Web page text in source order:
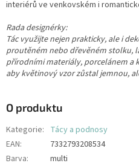
interiérů ve venkovském i
Rada designérky:
Tác využijte nejen prakticky, ale i
proutěném nebo dřevěném stolku,
přírodními materiály, porcelánem a
aby květinový vzor zůstal jemnou,
O produktu
Kategorie: Tácy a podnosy
EAN:
7332793208534
Barva:
multi